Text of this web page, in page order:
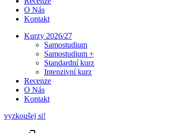
O Nás
Kontakt
Kurzy 2026/27
Samostudium
Samostudium +
Standardní kurz
Intenzivní kurz
Recenze
O Nás
Kontakt
vyzkoušej si!